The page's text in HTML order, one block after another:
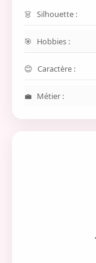
Silhouette :
Hobbies :
Caractère :
Métier :